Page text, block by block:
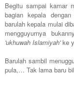
Begitu sampai kamar
bagian kepala
barulah kepala mulai
mengguyurnya
'ukhuwah Islamiyah'ke
Barulah sambil
pula,… Tak lama baru